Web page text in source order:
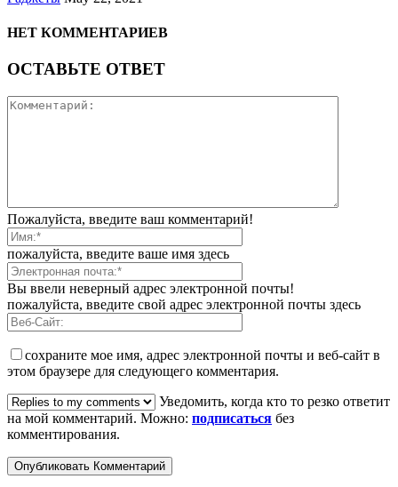
НЕТ КОММЕНТАРИЕВ
ОСТАВЬТЕ ОТВЕТ
Пожалуйста, введите ваш комментарий!
пожалуйста, введите ваше имя здесь
Вы ввели неверный адрес электронной почты!
пожалуйста, введите свой адрес электронной почты здесь
сохраните мое имя, адрес электронной почты и веб-сайт в
этом браузере для следующего комментария.
Уведомить, когда кто то резко ответит
на мой комментарий. Можно: подписаться без
комментирования.